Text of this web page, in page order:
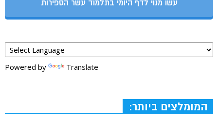
עשו מנוי לדף היומי בתלמוד עשר הספירות
Powered by Translate
המומלצים ביותר: